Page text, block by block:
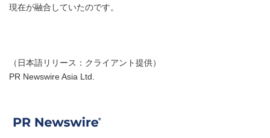
現在が融合していたのです。
（日本語リリース：クライアント提供）
PR Newswire Asia Ltd.